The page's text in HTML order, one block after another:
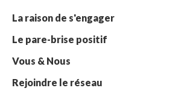
La raison de s'engager
Le pare-brise positif
Vous & Nous
Rejoindre le réseau